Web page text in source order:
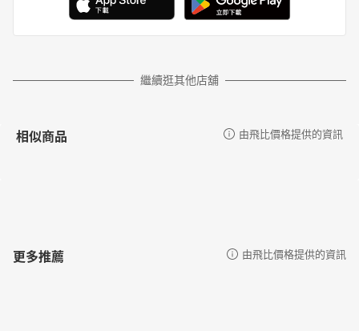
繼續逛其他店舖
相似商品 由飛比價格提供的資訊
更多推薦 由飛比價格提供的資訊